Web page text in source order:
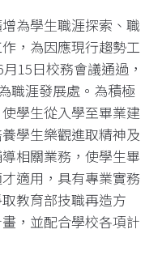
為學生職涯探索、職
，為因應現行趨勢工
15日校務會議通過，
職涯發展處。為積極
學生從入學至畢業建
學生樂觀進取精神及
相關業務，使學生畢
適用，具有專業實務
教育部技職再造方
，並配合學校各項計